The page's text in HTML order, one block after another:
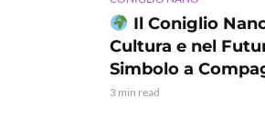
Il Coniglio
Cultura e nel
Simbolo a
3 min read